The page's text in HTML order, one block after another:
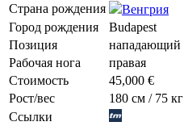
Страна рождения
Венгрия
Город рождения
Budapest
Позиция
нападающий
Рабочая нога
правая
Стоимость
45,000 €
Рост/вес
180 см / 75 кг
Ссылки